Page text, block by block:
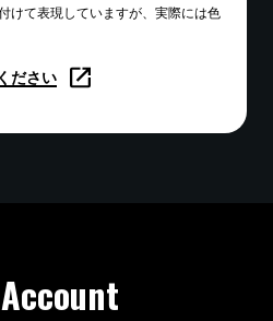
てサービスは行ってお
能ですか？
同乗および電子タバコ
ております。
けて表現していますが、実際には色
ださい